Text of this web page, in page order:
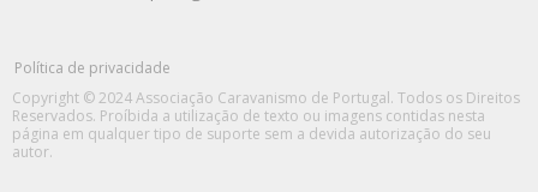
Política de privacidade
Copyright © 2024 Associação Caravanismo de Portugal. Todos os Direitos
Reservados. Proíbida a utilização de texto ou imagens contidas nesta
página em qualquer tipo de suporte sem a devida autorização do seu
autor.